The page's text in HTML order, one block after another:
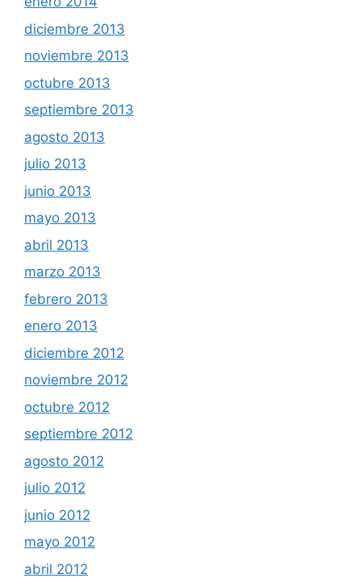
diciembre 2013
noviembre 2013
octubre 2013
septiembre 2013
agosto 2013
julio 2013
junio 2013
mayo 2013
abril 2013
marzo 2013
febrero 2013
enero 2013
diciembre 2012
noviembre 2012
octubre 2012
septiembre 2012
agosto 2012
julio 2012
junio 2012
mayo 2012
abril 2012